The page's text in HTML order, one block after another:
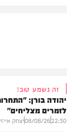
זה נשמע טוב!
יהודה בורן:
לזמרים מצליחים"
22:30
08/08/26יצחק